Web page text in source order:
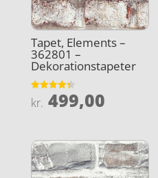
Tapet, Elements –
362801 –
Dekorationstapeter
Vurderet
4.4
kr. 499,00